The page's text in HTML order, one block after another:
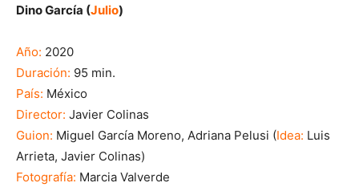
Dino García (Julio)
Año: 2020
Duración: 95 min.
País: México
Director: Javier Colinas
Guion: Miguel García Moreno, Adriana Pelusi (Idea: Luis
Arrieta, Javier Colinas)
Fotografía: Marcia Valverde